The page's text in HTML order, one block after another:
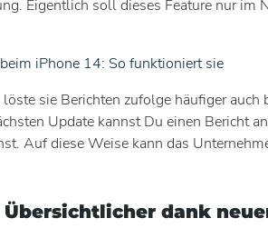
Eigentlich soll dieses Feature nur im
iPhone 14: So funktioniert sie
sie Berichten zufolge häufiger
Update kannst Du einen Bericht
Auf diese Weise kann das
Übersichtlicher dank